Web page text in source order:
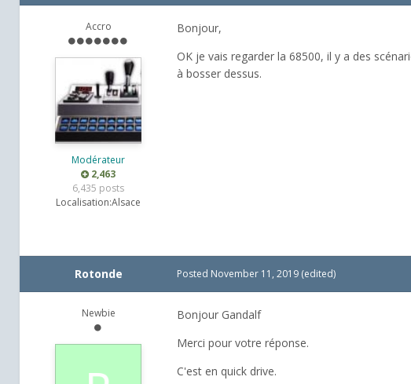
Accro
Modérateur
2,463
6,435 posts
Localisation:Alsace
Bonjour,
OK je vais regarder la 68500, il y a des
à bosser dessus.
Rotonde
Newbie
Posted November 11, 2019 (edited)
Bonjour Gandalf
Merci pour votre réponse.
C'est en quick drive.